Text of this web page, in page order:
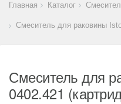
Главная Каталог
Смеситель для раковины
Смеситель для
0402.421